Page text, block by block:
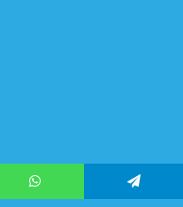
Telegram